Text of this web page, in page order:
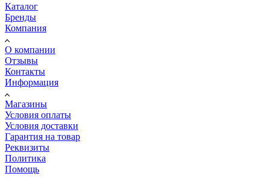
Каталог
Бренды
Компания
О компании
Отзывы
Контакты
Информация
Магазины
Условия оплаты
Условия доставки
Гарантия на товар
Реквизиты
Политика
Помощь